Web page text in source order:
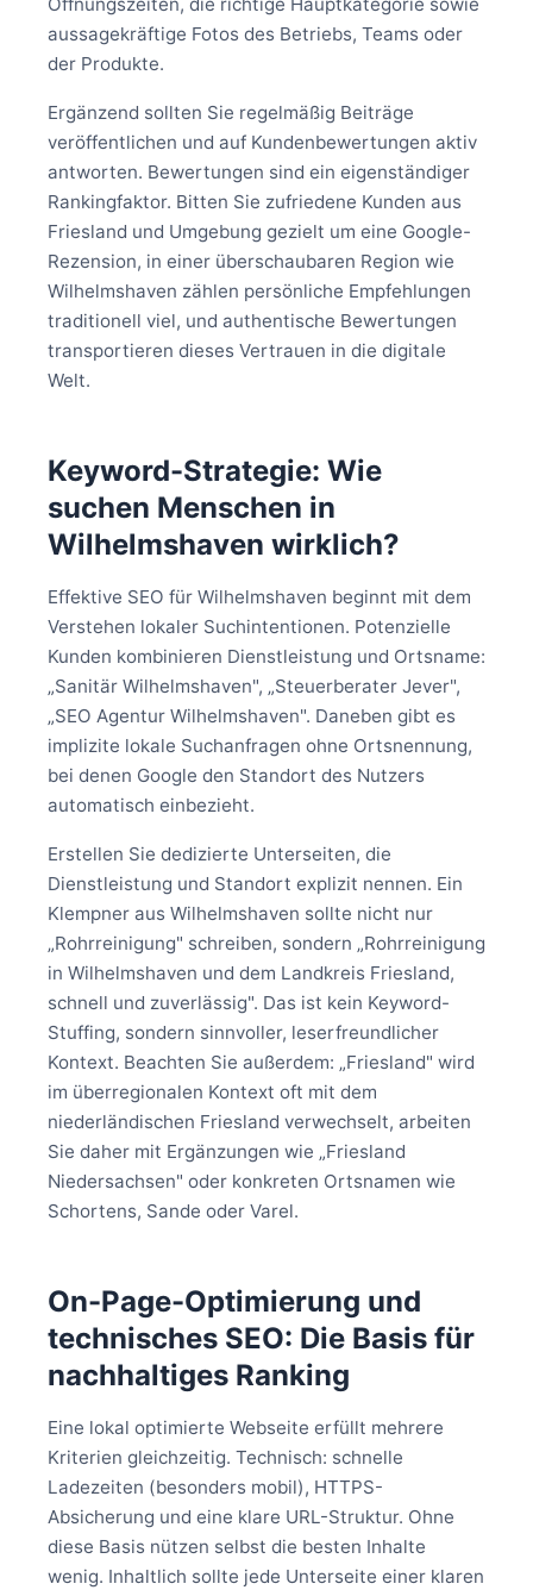
Öffnungszeiten, die richtige Hauptkategorie sowie
aussagekräftige Fotos des Betriebs, Teams oder
der Produkte.
Ergänzend sollten Sie regelmäßig Beiträge
veröffentlichen und auf Kundenbewertungen aktiv
antworten. Bewertungen sind ein eigenständiger
Rankingfaktor. Bitten Sie zufriedene Kunden aus
Friesland und Umgebung gezielt um eine Google-
Rezension, in einer überschaubaren Region wie
Wilhelmshaven zählen persönliche Empfehlungen
traditionell viel, und authentische Bewertungen
transportieren dieses Vertrauen in die digitale
Welt.
Keyword-Strategie: Wie
suchen Menschen in
Wilhelmshaven wirklich?
Effektive SEO für Wilhelmshaven beginnt mit dem
Verstehen lokaler Suchintentionen. Potenzielle
Kunden kombinieren Dienstleistung und Ortsname:
„Sanitär Wilhelmshaven", „Steuerberater Jever",
„SEO Agentur Wilhelmshaven". Daneben gibt es
implizite lokale Suchanfragen ohne Ortsnennung,
bei denen Google den Standort des Nutzers
automatisch einbezieht.
Erstellen Sie dedizierte Unterseiten, die
Dienstleistung und Standort explizit nennen. Ein
Klempner aus Wilhelmshaven sollte nicht nur
„Rohrreinigung" schreiben, sondern „Rohrreinigung
in Wilhelmshaven und dem Landkreis Friesland,
schnell und zuverlässig". Das ist kein Keyword-
Stuffing, sondern sinnvoller, leserfreundlicher
Kontext. Beachten Sie außerdem: „Friesland" wird
im überregionalen Kontext oft mit dem
niederländischen Friesland verwechselt, arbeiten
Sie daher mit Ergänzungen wie „Friesland
Niedersachsen" oder konkreten Ortsnamen wie
Schortens, Sande oder Varel.
On-Page-Optimierung und
technisches SEO: Die Basis für
nachhaltiges Ranking
Eine lokal optimierte Webseite erfüllt mehrere
Kriterien gleichzeitig. Technisch: schnelle
Ladezeiten (besonders mobil), HTTPS-
Absicherung und eine klare URL-Struktur. Ohne
diese Basis nützen selbst die besten Inhalte
wenig. Inhaltlich sollte jede Unterseite einer klaren